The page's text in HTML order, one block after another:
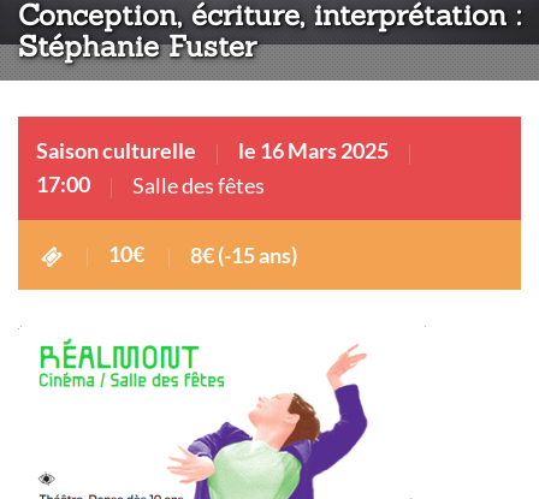
Conception, écriture, interprétation :
Stéphanie Fuster
Saison culturelle
le 16 Mars 2025
17:00
Salle des fêtes
10€ 8€ (-15 ans)